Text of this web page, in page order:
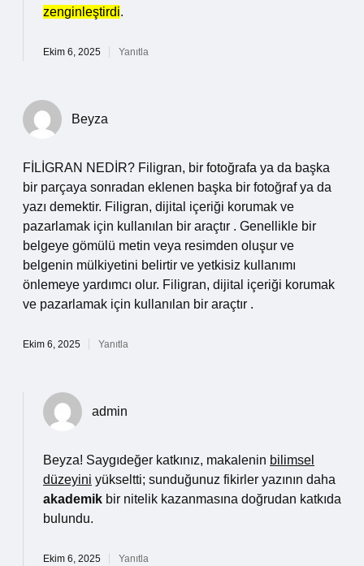
zenginleştirdi.
Ekim 6, 2025 Yanıtla
Beyza
FİLİGRAN NEDİR? Filigran, bir fotoğrafa ya da başka
bir parçaya sonradan eklenen başka bir fotoğraf ya da
yazı demektir. Filigran, dijital içeriği korumak ve
pazarlamak için kullanılan bir araçtır . Genellikle bir
belgeye gömülü metin veya resimden oluşur ve
belgenin mülkiyetini belirtir ve yetkisiz kullanımı
önlemeye yardımcı olur. Filigran, dijital içeriği korumak
ve pazarlamak için kullanılan bir araçtır .
Ekim 6, 2025 Yanıtla
admin
Beyza! Saygıdeğer katkınız, makalenin bilimsel
düzeyini yükseltti; sunduğunuz fikirler yazının daha
akademik bir nitelik kazanmasına doğrudan katkıda
bulundu.
Ekim 6, 2025 Yanıtla